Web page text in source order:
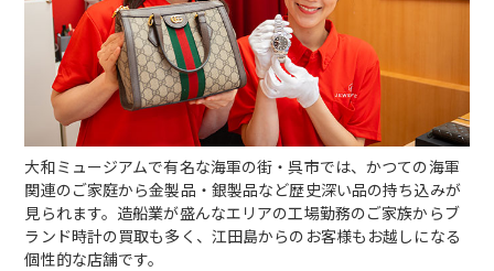
大和ミュージアムで有名な海軍の街・呉市では、かつての海軍
関連のご家庭から金製品・銀製品など歴史深い品の持ち込みが
見られます。造船業が盛んなエリアの工場勤務のご家族からブ
ランド時計の買取も多く、江田島からのお客様もお越しになる
個性的な店舗です。